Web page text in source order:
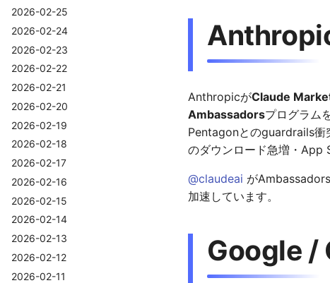
2026-02-25
2026-02-24
2026-02-23
2026-02-22
2026-02-21
2026-02-20
2026-02-19
2026-02-18
2026-02-17
2026-02-16
2026-02-15
2026-02-14
2026-02-13
2026-02-12
2026-02-11
AnthropicがClaude
Ambassadorsプログラム
Pentagonとのguardrails衝
のダウンロード急増・App
@claudeai がAmbassadors
加速しています。
Google /